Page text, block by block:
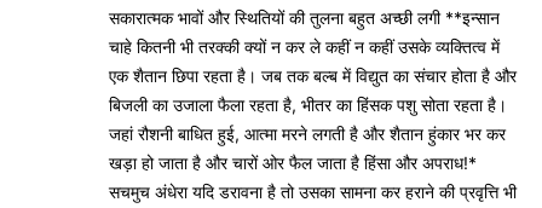
सकारात्मक भावों और स्थितियों की तुलना बहुत अच्छी लगी **इन्सान
चाहे कितनी भी तरक्की क्यों न कर ले कहीं न कहीं उसके व्यक्तित्व में
एक शैतान छिपा रहता है। जब तक बल्ब में विद्युत का संचार होता है और
बिजली का उजाला फैला रहता है, भीतर का हिंसक पशु सोता रहता है।
जहां रौशनी बाधित हुई, आत्मा मरने लगती है और शैतान हुंकार भर कर
खड़ा हो जाता है और चारों ओर फैल जाता है हिंसा और अपराध!*
सचमुच अंधेरा यदि डरावना है तो उसका सामना कर हराने की प्रवृत्ति भी